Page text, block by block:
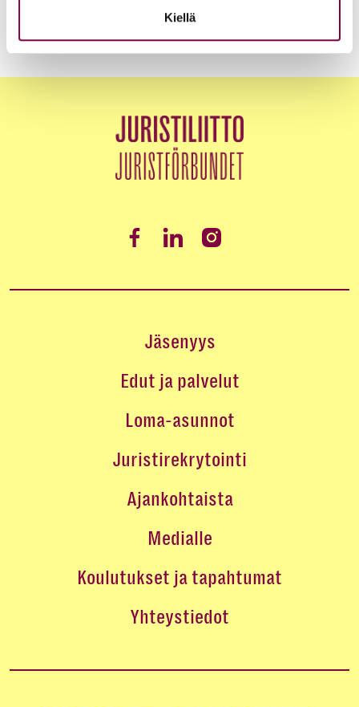
Kiellä
Jäsenyys
Edut ja palvelut
Loma-asunnot
Juristirekrytointi
Ajankohtaista
Medialle
Koulutukset ja tapahtumat
Yhteystiedot